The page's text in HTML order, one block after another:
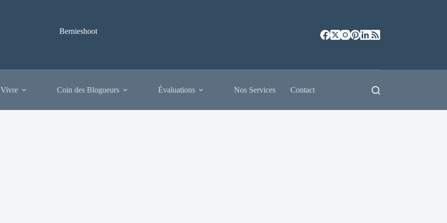
Bernieshoot
Coin des Blogueurs Évaluations Nos Services Contact